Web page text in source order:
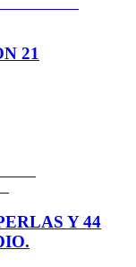
21
Y 44